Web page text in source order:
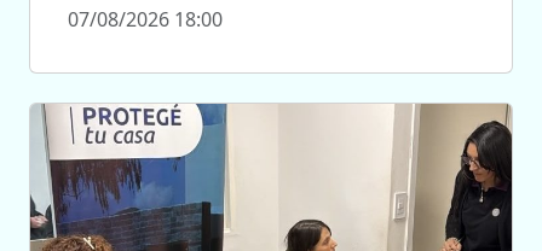
07/08/2026 18:00